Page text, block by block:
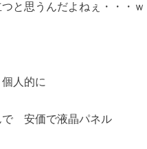
と思うんだよねぇ・・・ｗ
人的に
で 安価で液晶パネル